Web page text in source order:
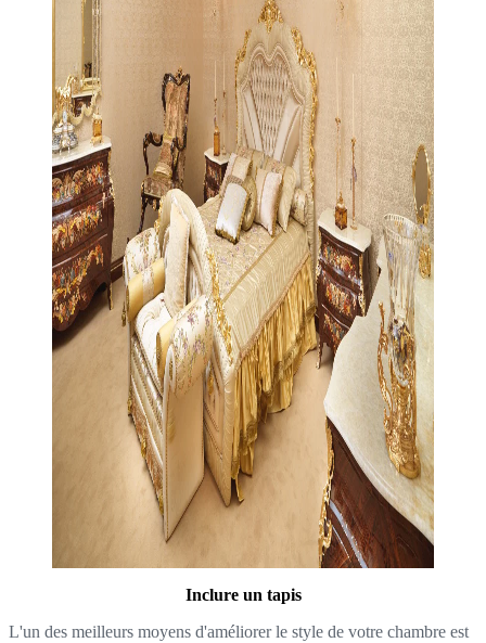
Inclure un tapis
L'un des meilleurs moyens d'améliorer le style de votre chambre est